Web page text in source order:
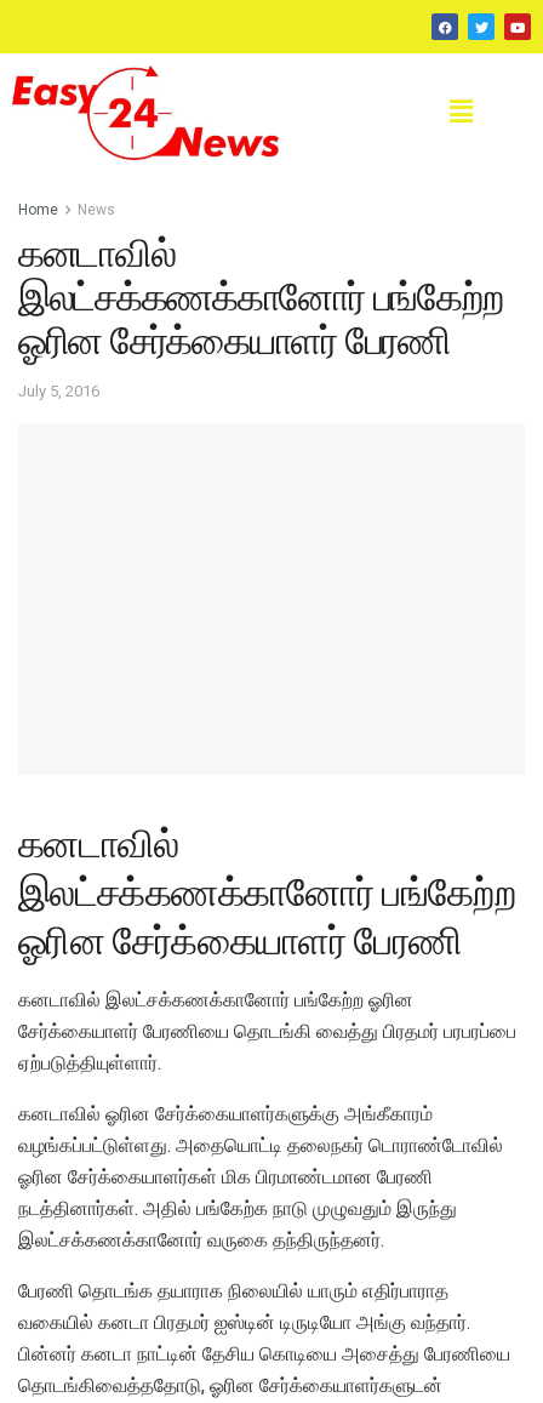
Home News
கனடாவில்
இலட்சக்கணக்கானோர் பங்கேற்ற
ஓரின சேர்க்கையாளர் பேரணி
July 5, 2016
கனடாவில்
இலட்சக்கணக்கானோர் பங்கேற்ற
ஓரின சேர்க்கையாளர் பேரணி
கனடாவில் இலட்சக்கணக்கானோர் பங்கேற்ற ஓரின
சேர்க்கையாளர் பேரணியை தொடங்கி வைத்து பிரதமர் பரபரப்பை
ஏற்படுத்தியுள்ளார்.
கனடாவில் ஓரின சேர்க்கையாளர்களுக்கு அங்கீகாரம்
வழங்கப்பட்டுள்ளது. அதையொட்டி தலைநகர் டொராண்டோவில்
ஓரின சேர்க்கையாளர்கள் மிக பிரமாண்டமான பேரணி
நடத்தினார்கள். அதில் பங்கேற்க நாடு முழுவதும் இருந்து
இலட்சக்கணக்கானோர் வருகை தந்திருந்தனர்.
பேரணி தொடங்க தயாராக நிலையில் யாரும் எதிர்பாராத
வகையில் கனடா பிரதமர் ஐஸ்டின் டிருடியோ அங்கு வந்தார்.
பின்னர் கனடா நாட்டின் தேசிய கொடியை அசைத்து பேரணியை
தொடங்கிவைத்ததோடு, ஓரின சேர்க்கையாளர்களுடன்